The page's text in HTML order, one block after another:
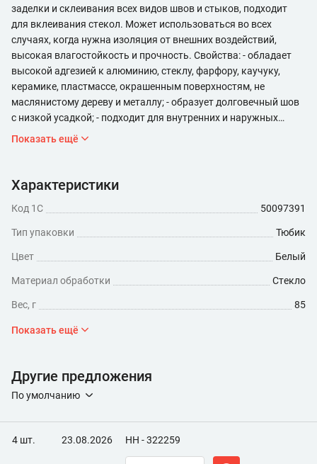
заделки и склеивания всех видов швов и стыков, подходит
для вклеивания стекол. Может использоваться во всех
случаях, когда нужна изоляция от внешних воздействий,
высокая влагостойкость и прочность. Свойства: - обладает
высокой адгезией к алюминию, стеклу, фарфору, каучуку,
керамике, пластмассе, окрашенным поверхностям, не
маслянистому дереву и металлу; - образует долговечный шов
с низкой усадкой; - подходит для внутренних и наружных
работ; - широкий температурный диапазон эксплуатации от
антифунгицидные присадки, препятствующие образованию
плесени и грибка; - морозостойкий; - после отвердевания
сохраняет эластичность; - высокая скорость вулканизации,
низкая плотность; - принимает любую форму и успешно
воздействию химических растворов.
Показать ещё
Характеристики
Код 1С 50097391
Тип упаковки Тюбик
Цвет Белый
Материал обработки Стекло
Вес, г 85
Время полного высыхания, ч
Максимальная температура эксплуатации, °C
Показать ещё
Другие предложения
По умолчанию
4 шт. 23.08.2026 НН - 322259